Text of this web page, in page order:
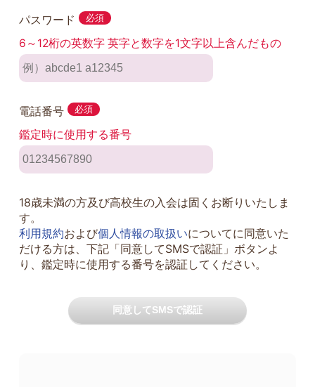
パスワード 必須
6～12桁の英数字 英字と数字を1文字以上含んだもの
電話番号 必須
鑑定時に使用する番号
18歳未満の方及び高校生の入会は固くお断りいたしま
す。
利用規約および個人情報の取扱いについてに同意いた
だける方は、下記「同意してSMSで認証」ボタンよ
り、鑑定時に使用する番号を認証してください。
同意してSMSで認証